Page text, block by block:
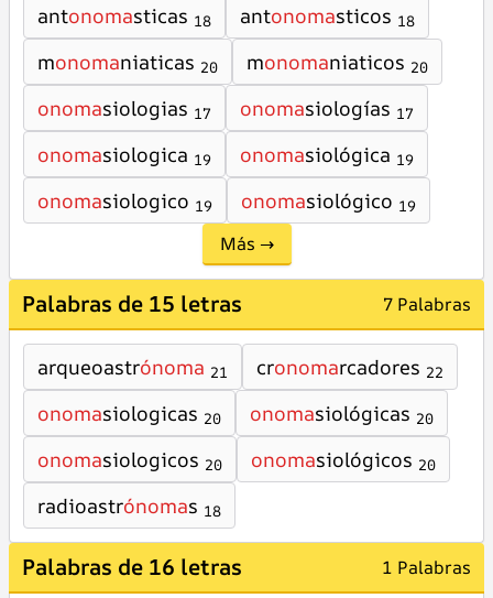
antonomasticas 18 antonomasticos 18
monomaniaticas 20 monomaniaticos 20
onomasiologias 17 onomasiologías 17
onomasiologica 19 onomasiológica 19
onomasiologico 19 onomasiológico 19
Más →
Palabras de 15 letras 7 Palabras
arqueoastrónoma 21 cronomarcadores 22
onomasiologicas 20 onomasiológicas 20
onomasiologicos 20 onomasiológicos 20
radioastrónomas 18
Palabras de 16 letras 1 Palabras